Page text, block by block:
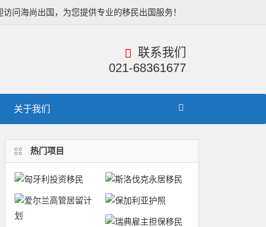
访问海尚出国，为您提供专业的移民出国服务！
联系我们
021-68361677
关于我们
热门项目